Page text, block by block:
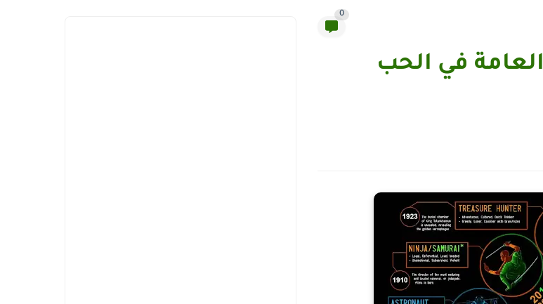
0
أبراج اليوم الاثنين 22 يونيو 2026 العامة في الحب